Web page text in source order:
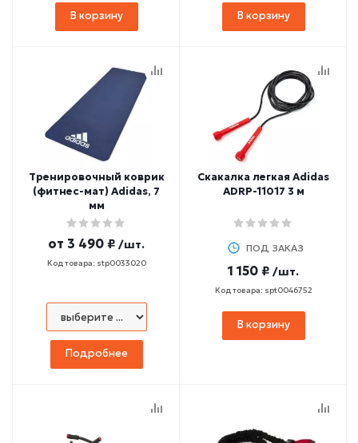
В корзину В корзину
Тренировочный коврик
(фитнес-мат) Adidas, 7
мм
от 3 490 ₽ /шт.
Код товара: stp0033020
Подробнее
Скакалка легкая Adidas
ADRP-11017 3 м
ПОД ЗАКАЗ
1 150 ₽ /шт.
Код товара: spt0046752
В корзину